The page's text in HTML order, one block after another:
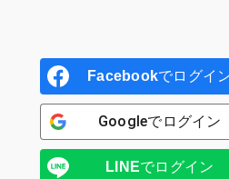
Facebookでログイ
Googleでログイン
LINEでログイン